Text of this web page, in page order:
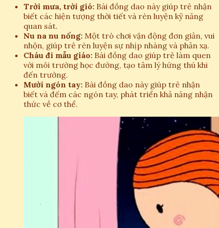
Trời mưa, trời gió: Bài đồng dao này giúp trẻ nhận
biết các hiện tượng thời tiết và rèn luyện kỹ năng
quan sát.
Nu na nu nống: Một trò chơi vận động đơn giản, vui
nhộn, giúp trẻ rèn luyện sự nhịp nhàng và phản xạ.
Cháu đi mẫu giáo: Bài đồng dao giúp trẻ làm quen
với môi trường học đường, tạo tâm lý hứng thú khi
đến trường.
Mười ngón tay: Bài đồng dao này giúp trẻ nhận
biết và đếm các ngón tay, phát triển khả năng nhận
thức về cơ thể.